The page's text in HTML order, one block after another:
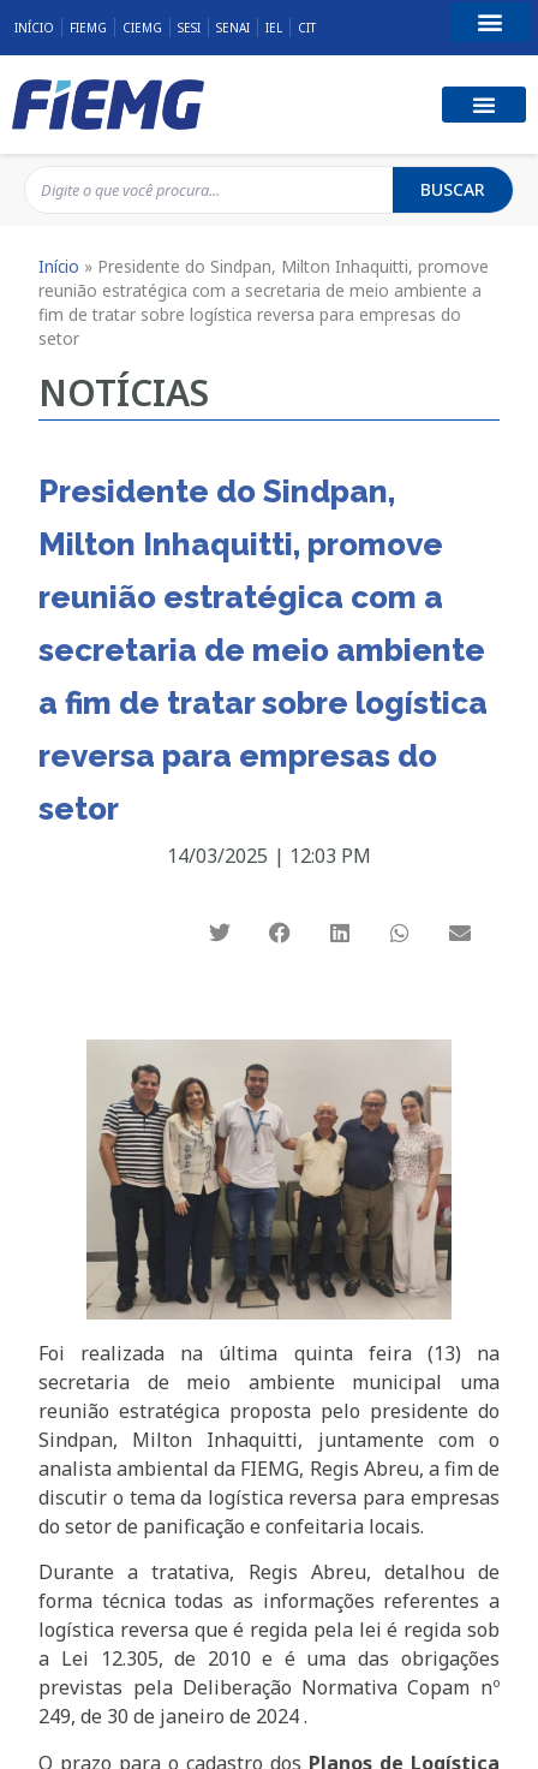
INÍCIO FIEMG CIEMG SESI SENAI IEL CIT
BUSCAR
Início » Presidente do Sindpan, Milton Inhaquitti, promove
reunião estratégica com a secretaria de meio ambiente a
fim de tratar sobre logística reversa para empresas do
setor
NOTÍCIAS
Presidente do Sindpan,
Milton Inhaquitti, promove
reunião estratégica com a
secretaria de meio ambiente
a fim de tratar sobre logística
reversa para empresas do
setor
14/03/2025 | 12:03 PM
Foi realizada na última quinta feira (13) na
secretaria de meio ambiente municipal uma
reunião estratégica proposta pelo presidente do
Sindpan, Milton Inhaquitti, juntamente com o
analista ambiental da FIEMG, Regis Abreu, a fim de
discutir o tema da logística reversa para empresas
do setor de panificação e confeitaria locais.
Durante a tratativa, Regis Abreu, detalhou de
forma técnica todas as informações referentes a
logística reversa que é regida pela lei é regida sob
a Lei 12.305, de 2010 e é uma das obrigações
previstas pela Deliberação Normativa Copam nº
249, de 30 de janeiro de 2024 .
O prazo para o cadastro dos Planos de Logística